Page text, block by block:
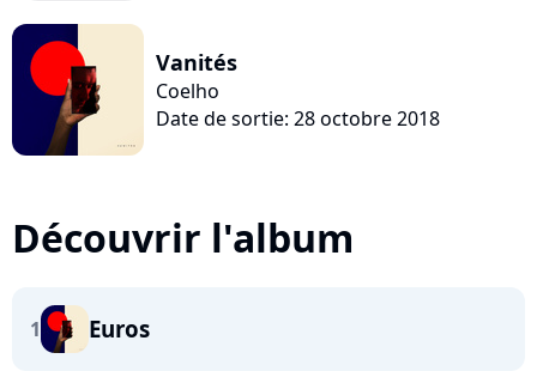
Vanités
Coelho
Date de sortie: 28 octobre 2018
Découvrir l'album
1 Euros